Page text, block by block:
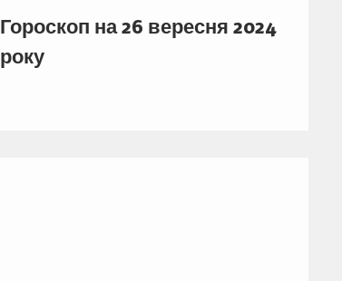
Гороскоп на 26 вересня 2024
року